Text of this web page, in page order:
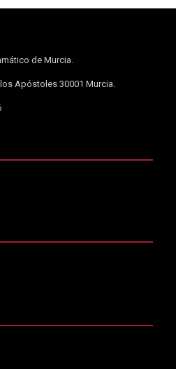
de Murcia.
Apóstoles 30001 Murcia.